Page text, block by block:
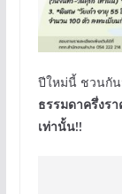
ปีใหม่นี้ ชวนกั
ธรรมดาครึ่งร
เท่านั้น!!